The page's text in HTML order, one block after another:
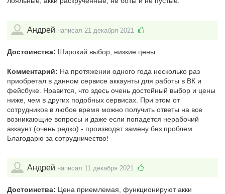
Андрей написал 21 декабря 2021
Достоинства: Широкий выбор, низкие цены
Комментарий: На протяжении одного года несколько раз
приобретал в данном сервисе аккаунты для работы в ВК и
фейсбуке. Нравится, что здесь очень достойный выбор и цены
ниже, чем в других подобных сервисах. При этом от
сотрудников в любое время можно получить ответы на все
возникающие вопросы и даже если попадется нерабочий
аккаунт (очень редко) - производят замену без проблем.
Благодарю за сотрудничество!
Андрей написал 11 декабря 2021
Достоинства: Цена приемлемая, функционируют акки